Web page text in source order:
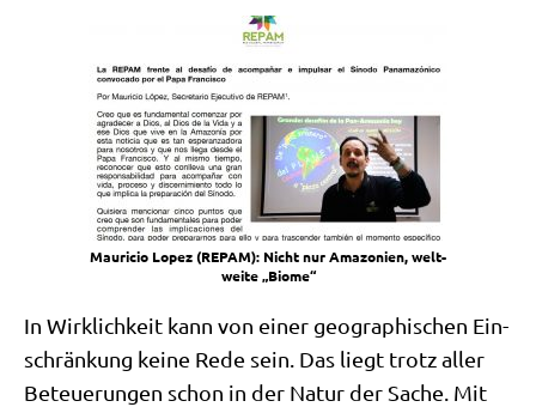
Mau­ricio Lopez (REPAM): Nicht nur Ama­zo­ni­en, welt­
wei­te „Bio­me“
In Wirk­lich­keit kann von einer geo­gra­phi­schen Ein­
schrän­kung kei­ne Rede sein. Das liegt trotz aller
Beteue­run­gen schon in der Natur der Sache. Mit